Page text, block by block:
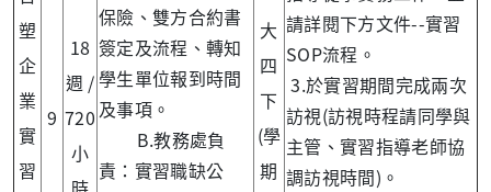
塑
企
業
實
習
9
18
週 /
720
小
保險、雙方合約書
簽定及流程、轉知
學生單位報到時間
及事項。
B.教務處負
責：實習職缺公
大
四
下
(學
期
請詳閱下方文件--實習
SOP流程。
3.於實習期間完成兩次
訪視(訪視時程請同學與
主管、實習指導老師協
調訪視時間)。